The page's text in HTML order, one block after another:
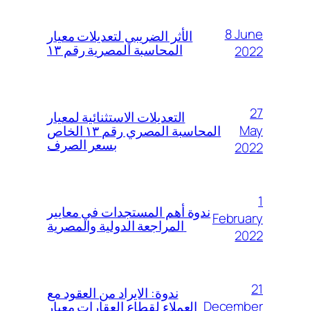
الأثر الضريبي لتعديلات معيار
المحاسبة المصرية رقم ١٣
8 June
2022
التعديلات الاستثنائية لمعيار
المحاسبة المصري رقم ١٣ الخاص
بسعر الصرف
27
May
2022
ندوة أهم المستجدات في معايير
1
February
2022
ندوة: الايراد من العقود مع
العملاء لقطاع العقارات معيار
21
December